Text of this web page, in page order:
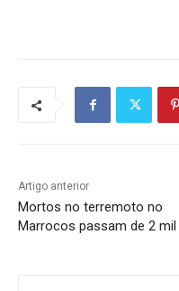
Artigo anterior
Mortos no terremoto no
Marrocos passam de 2 mil